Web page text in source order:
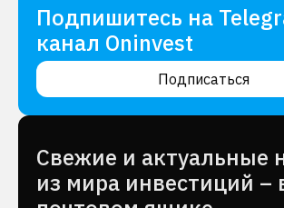
Подпишитесь на
канал Oninvest
Подписаться
Cвежие и актуальные
из мира инвестиций –